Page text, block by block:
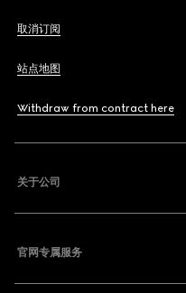
取消订阅
站点地图
Withdraw from contract here
关于公司
官网专属服务